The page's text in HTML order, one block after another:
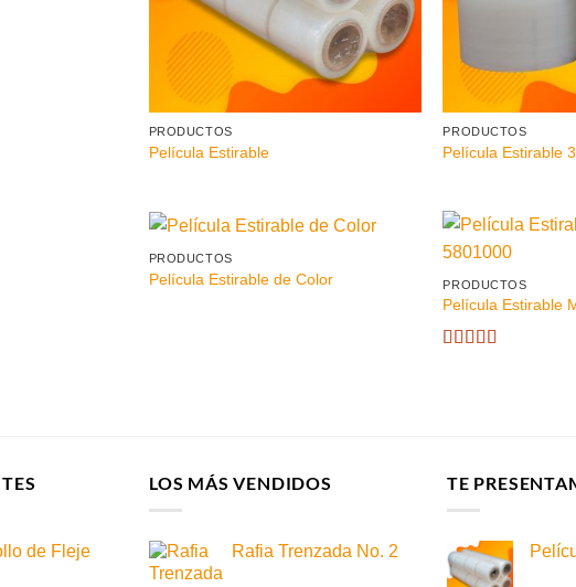
PRODUCTOS
Película Estirable
PRODUCTOS
Película Estirable
PRODUCTOS
Película Estirable de Color PRODUCTOS
Película Estirable
de Fleje
LOS MÁS VENDIDOS
Rafia Trenzada No. 2
TE